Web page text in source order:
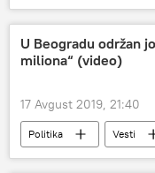
U Beogradu održan
miliona“ (video)
17 Avgust 2019, 21:40
Politika Vesti